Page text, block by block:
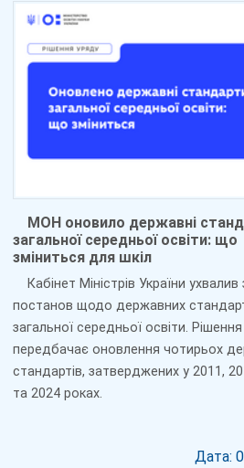
МОН оновило державні
загальної середньої освіти: що
зміниться для шкіл
Кабінет Міністрів України
постанов щодо державних
загальної середньої освіти. Рішення
передбачає оновлення чотирьох
стандартів, затверджених у 2011,
та 2024 роках.
Дата: